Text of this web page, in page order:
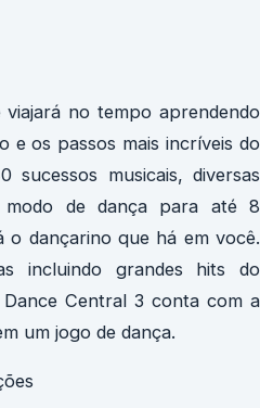
no tempo aprendendo
e os passos mais incríveis do
sucessos musicais, diversas
de dança para até 8
o dançarino que há em você.
incluindo grandes hits do
Dance Central 3 conta com a
um jogo de dança.